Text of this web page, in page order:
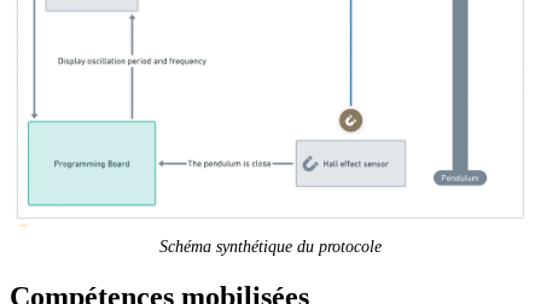
Schéma synthétique du protocole
Compétences mobilisées